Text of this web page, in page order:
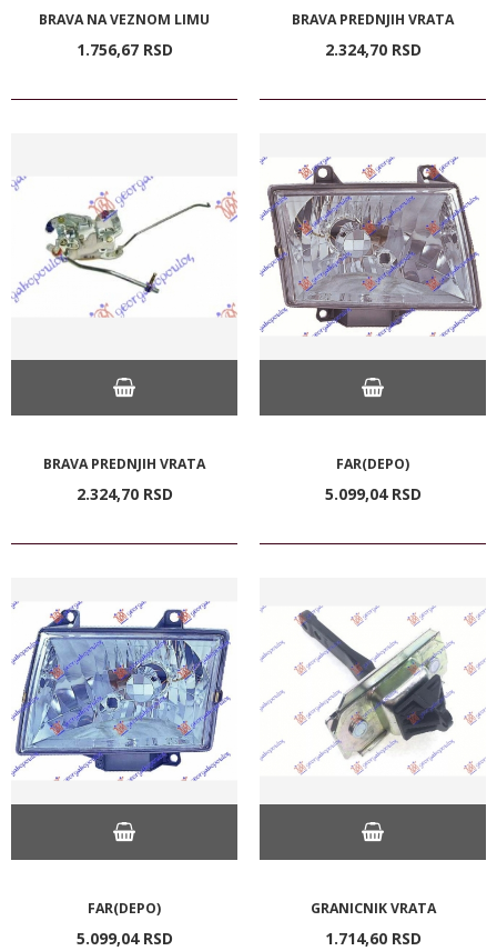
BRAVA NA VEZNOM LIMU
1.756,67 RSD
BRAVA PREDNJIH VRATA
2.324,70 RSD
BRAVA PREDNJIH VRATA
2.324,70 RSD
FAR(DEPO)
5.099,04 RSD
FAR(DEPO)
5.099,04 RSD
GRANICNIK VRATA
1.714,60 RSD